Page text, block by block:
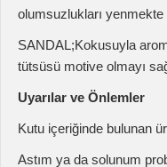
yayılan dumanı solumaları